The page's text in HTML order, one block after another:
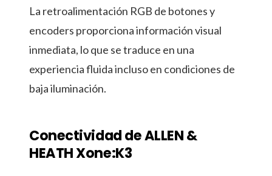
La retroalimentación RGB de botones y
encoders proporciona información visual
inmediata, lo que se traduce en una
experiencia fluida incluso en condiciones de
baja iluminación.
Conectividad de ALLEN &
HEATH Xone:K3